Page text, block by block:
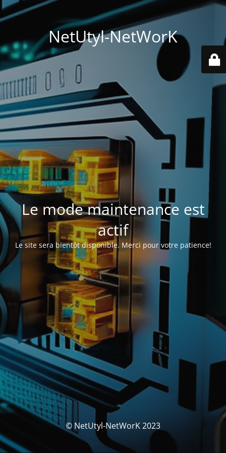
NetUtyl-NetWorK
Le mode maintenance est
actif
Le site sera bientôt disponible. Merci pour votre patience!
© NetUtyl-NetWorK 2023